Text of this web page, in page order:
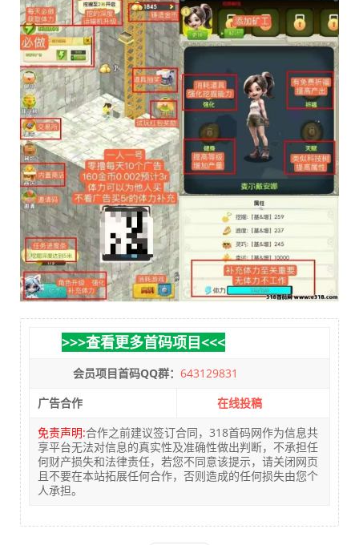
>>>查看更多首码项目<<<
会员项目首码QQ群： 643129831
广告合作
在线投稿
免责声明:合作之前建议签订合同，318首码网作为信息共
享平台无法对信息的真实性及准确性做出判断，不承担任
何财产损失和法律责任，若您不同意该提示，请关闭网页
且不要在本站拓展任何合作，否则造成的任何损失由您个
人承担。